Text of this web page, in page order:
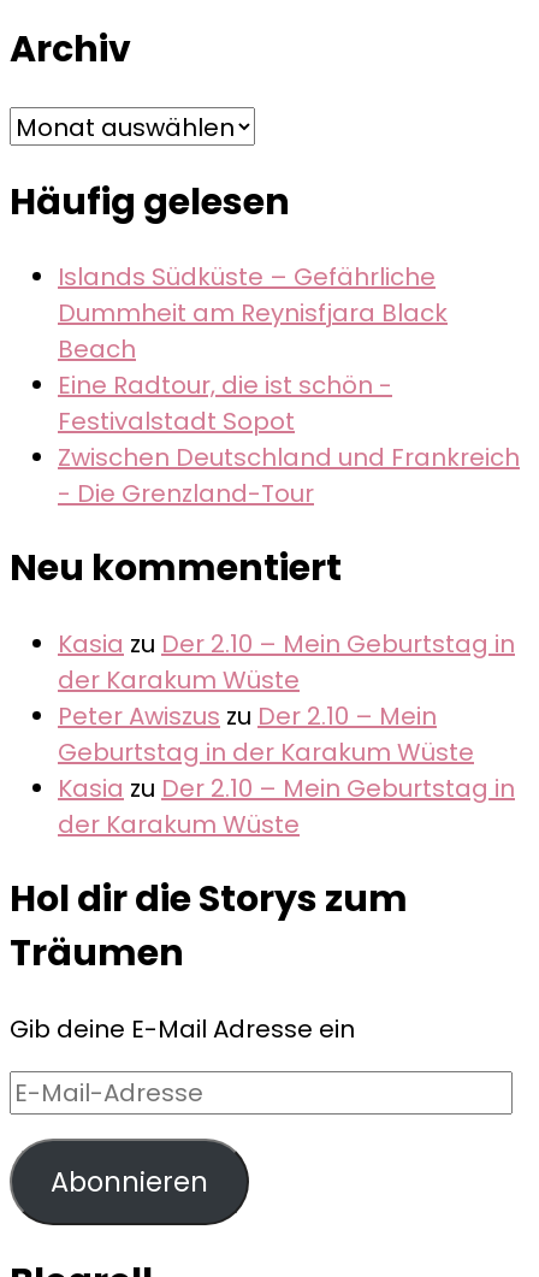
Archiv
Archiv
Häufig gelesen
Islands Südküste – Gefährliche
Dummheit am Reynisfjara Black
Beach
Eine Radtour, die ist schön -
Festivalstadt Sopot
Zwischen Deutschland und Frankreich
- Die Grenzland-Tour
Neu kommentiert
Kasia zu Der 2.10 – Mein Geburtstag in
der Karakum Wüste
Peter Awiszus zu Der 2.10 – Mein
Geburtstag in der Karakum Wüste
Kasia zu Der 2.10 – Mein Geburtstag in
der Karakum Wüste
Hol dir die Storys zum
Träumen
Gib deine E-Mail Adresse ein
E-
Mail-
Adresse
Abonnieren